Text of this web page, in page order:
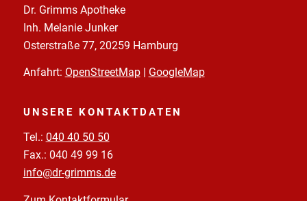
Dr. Grimms Apotheke
Inh. Melanie Junker
Osterstraße 77, 20259 Hamburg
Anfahrt: OpenStreetMap| GoogleMap
UNSERE KONTAKTDATEN
Tel.: 040 40 50 50
Fax.: 040 49 99 16
info@dr-grimms.de